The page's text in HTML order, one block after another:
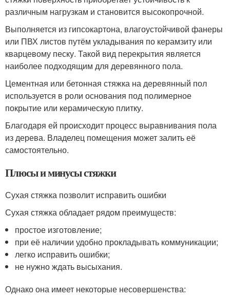
различным нагрузкам и становится высокопрочной.
Выполняется из гипсокартона, влагоустойчивой фанеры
или ПВХ листов путём укладывания по керамзиту или
кварцевому песку. Такой вид перекрытия является
наиболее подходящим для деревянного пола.
Цементная или бетонная стяжка на деревянный пол
используется в роли основания под полимерное
покрытие или керамическую плитку.
Благодаря ей происходит процесс выравнивания пола
из дерева. Владелец помещения может залить её
самостоятельно.
Плюсы и минусы стяжки
Сухая стяжка позволит исправить ошибки
Сухая стяжка обладает рядом преимуществ:
простое изготовление;
при её наличии удобно прокладывать коммуникации;
легко исправить ошибки;
не нужно ждать высыхания.
Однако она имеет некоторые несовершенства: